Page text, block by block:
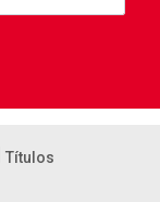
Títulos